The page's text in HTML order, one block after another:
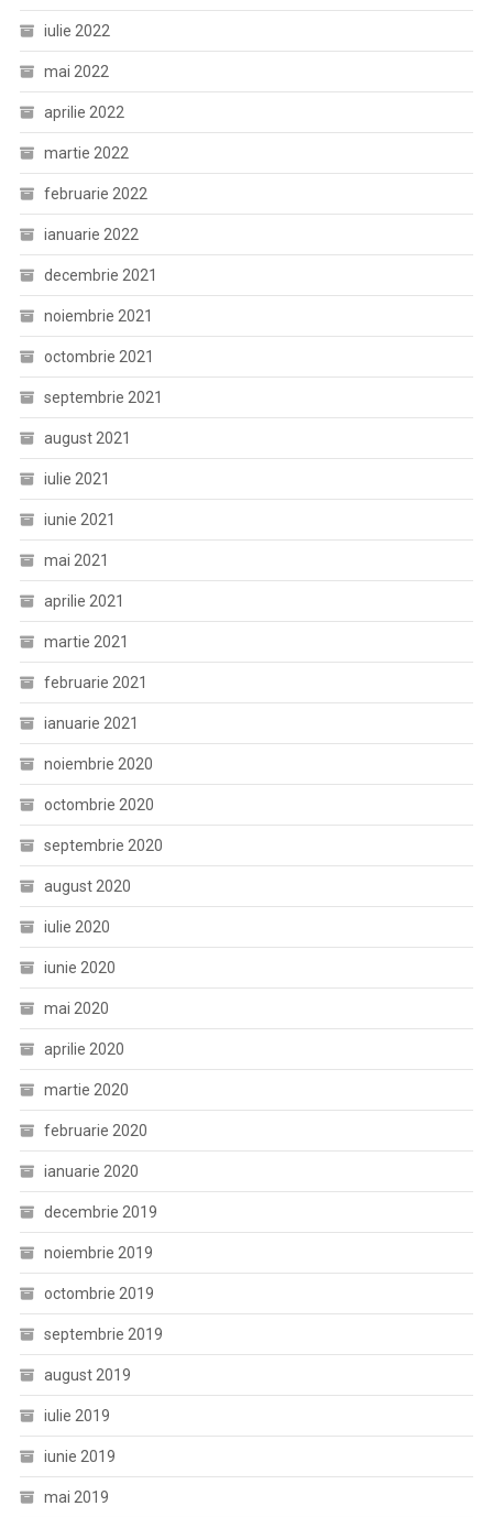
iulie 2022
mai 2022
aprilie 2022
martie 2022
februarie 2022
ianuarie 2022
decembrie 2021
noiembrie 2021
octombrie 2021
septembrie 2021
august 2021
iulie 2021
iunie 2021
mai 2021
aprilie 2021
martie 2021
februarie 2021
ianuarie 2021
noiembrie 2020
octombrie 2020
septembrie 2020
august 2020
iulie 2020
iunie 2020
mai 2020
aprilie 2020
martie 2020
februarie 2020
ianuarie 2020
decembrie 2019
noiembrie 2019
octombrie 2019
septembrie 2019
august 2019
iulie 2019
iunie 2019
mai 2019